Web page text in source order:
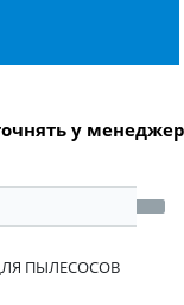
у
ПЫЛЕСОСОВ